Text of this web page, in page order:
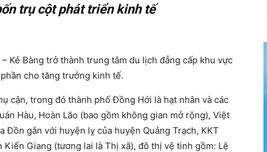
trụ cột phát triển kinh tế
Kẻ Bàng trở thành trung tâm du lịch đẳng cấp khu vực
cho tăng trưởng kinh tế.
cận, trong đó thành phố Đồng Hới là hạt nhân và các
Hàu, Hoàn Lão (bao gồm không gian mở rộng), Việt
Đồn gắn với huyện lỵ của huyện Quảng Trạch, KKT
Giang (tương lai là Thị xã), đô thị vệ tinh gồm: Lệ